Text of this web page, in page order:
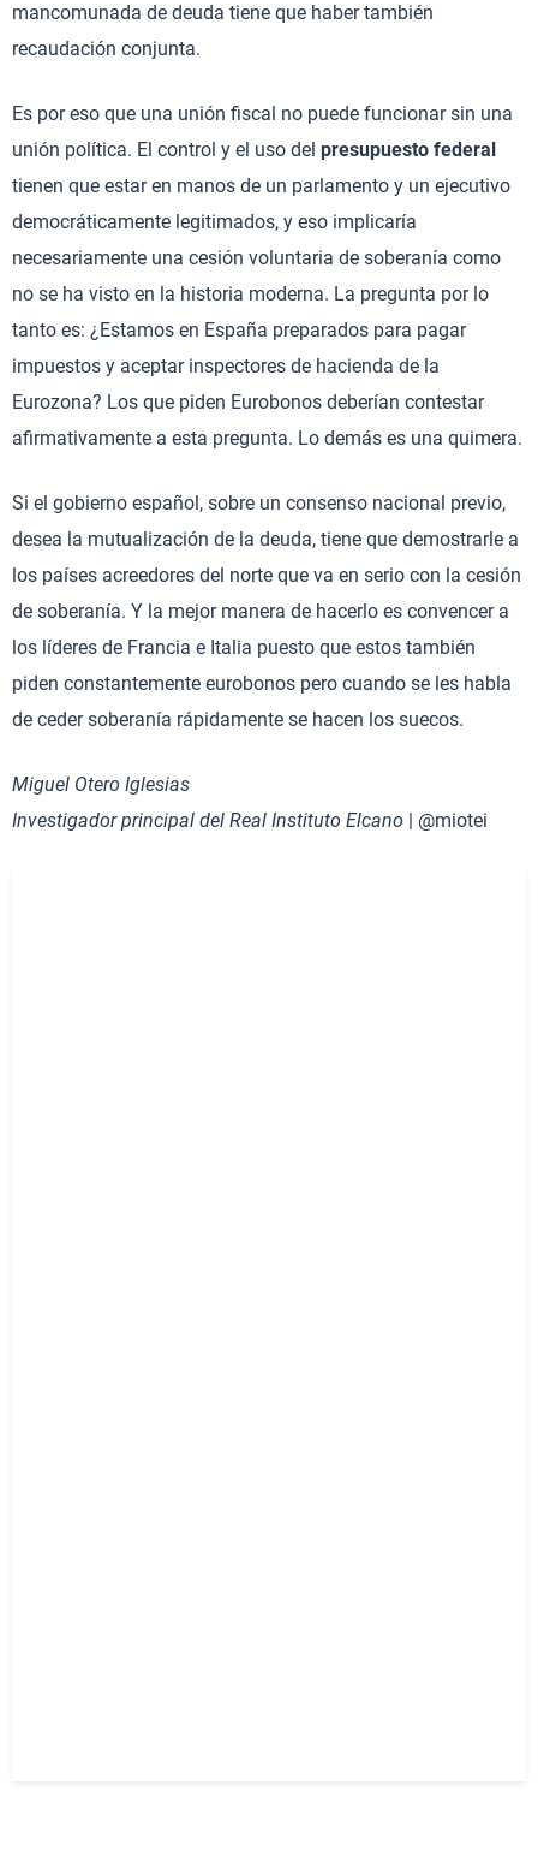
mancomunada de deuda tiene que haber también
recaudación conjunta.
Es por eso que una unión fiscal no puede funcionar sin una
unión política. El control y el uso del presupuesto federal
tienen que estar en manos de un parlamento y un ejecutivo
democráticamente legitimados, y eso implicaría
necesariamente una cesión voluntaria de soberanía como
no se ha visto en la historia moderna. La pregunta por lo
tanto es: ¿Estamos en España preparados para pagar
impuestos y aceptar inspectores de hacienda de la
Eurozona? Los que piden Eurobonos deberían contestar
afirmativamente a esta pregunta. Lo demás es una quimera.
Si el gobierno español, sobre un consenso nacional previo,
desea la mutualización de la deuda, tiene que demostrarle a
los países acreedores del norte que va en serio con la cesión
de soberanía. Y la mejor manera de hacerlo es convencer a
los líderes de Francia e Italia puesto que estos también
piden constantemente eurobonos pero cuando se les habla
de ceder soberanía rápidamente se hacen los suecos.
Miguel Otero Iglesias
Investigador principal del Real Instituto Elcano | @miotei